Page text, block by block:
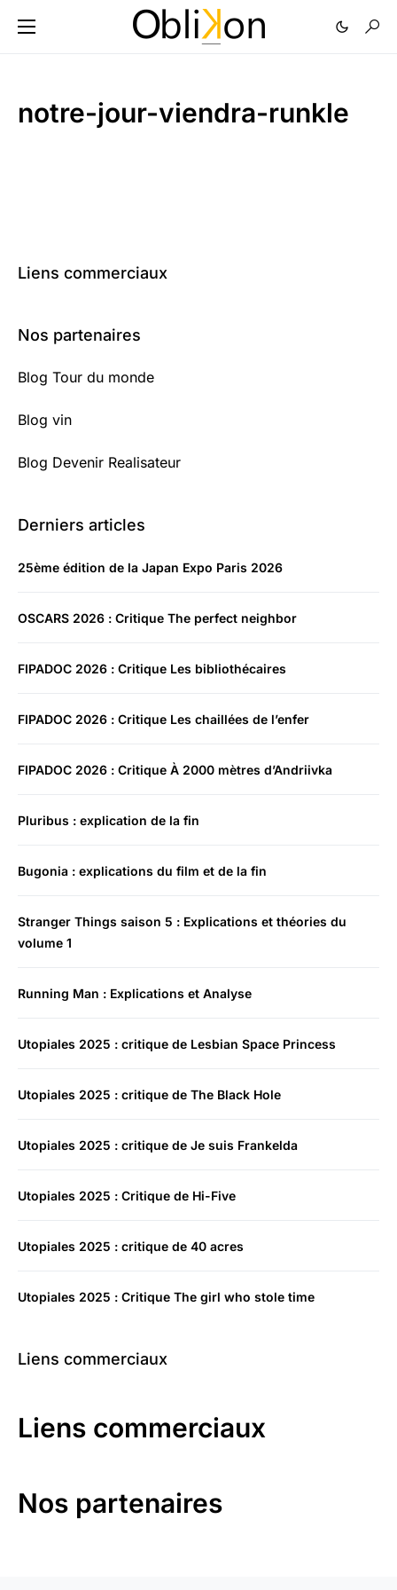
notre-jour-viendra-runkle
Liens commerciaux
Nos partenaires
Blog Tour du monde
Blog vin
Blog Devenir Realisateur
Derniers articles
25ème édition de la Japan Expo Paris 2026
OSCARS 2026 : Critique The perfect neighbor
FIPADOC 2026 : Critique Les bibliothécaires
FIPADOC 2026 : Critique Les chaillées de l’enfer
FIPADOC 2026 : Critique À 2000 mètres d’Andriivka
Pluribus : explication de la fin
Bugonia : explications du film et de la fin
Stranger Things saison 5 : Explications et théories du
volume 1
Running Man : Explications et Analyse
Utopiales 2025 : critique de Lesbian Space Princess
Utopiales 2025 : critique de The Black Hole
Utopiales 2025 : critique de Je suis Frankelda
Utopiales 2025 : Critique de Hi-Five
Utopiales 2025 : critique de 40 acres
Utopiales 2025 : Critique The girl who stole time
Liens commerciaux
Liens commerciaux
Nos partenaires